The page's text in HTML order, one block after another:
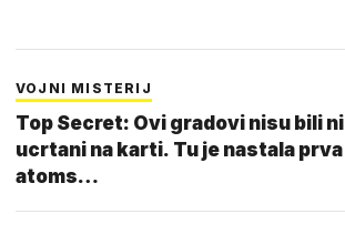
VOJNI MISTERIJ
Top Secret: Ovi gradovi nisu bili ni
ucrtani na karti. Tu je nastala prva
atoms…